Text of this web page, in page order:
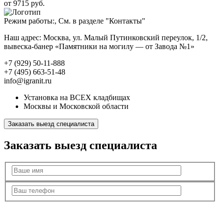
от 9715 руб.
Режим работы:, См. в разделе "Контакты"
Наш адрес: Москва, ул. Малый Путинковский переулок, 1/2,
вывеска-банер «Памятники на могилу — от Завода №1»
+7 (929) 50-11-888
+7 (495) 663-51-48
info@igranit.ru
Установка на ВСЕХ кладбищах
Москвы и Московской области
Заказать выезд специалиста
Заказать выезд специалиста